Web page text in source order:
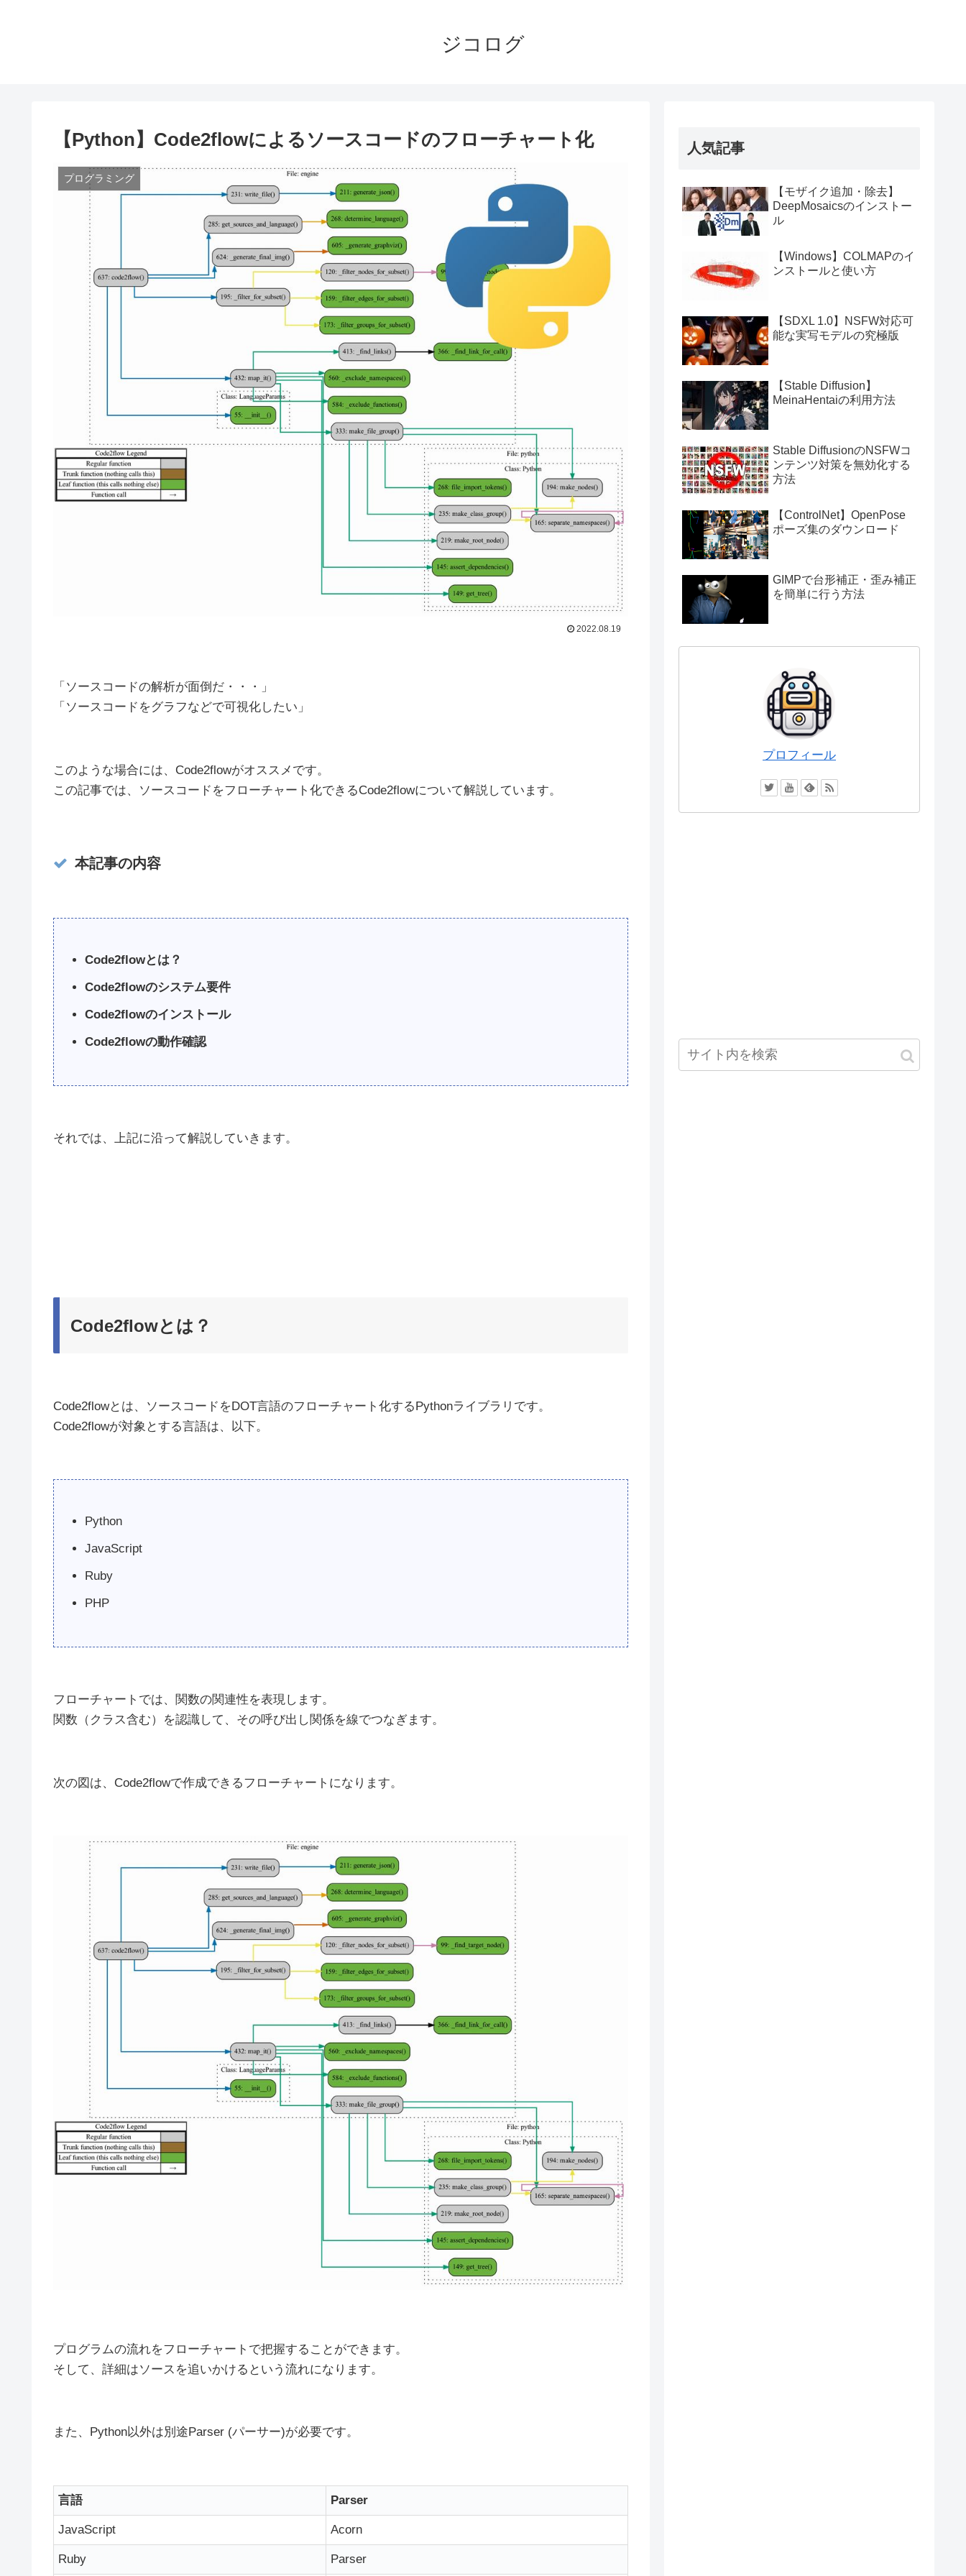
ジコログ
【Python】Code2flowによるソースコードのフローチャート化
プログラミング
2022.08.19
「ソースコードの解析が面倒だ・・・」
「ソースコードをグラフなどで可視化したい」
このような場合には、Code2flowがオススメです。
この記事では、ソースコードをフローチャート化できるCode2flowについて解説しています。
本記事の内容
Code2flowとは？
Code2flowのシステム要件
Code2flowのインストール
Code2flowの動作確認
それでは、上記に沿って解説していきます。
Code2flowとは？
Code2flowとは、ソースコードをDOT言語のフローチャート化するPythonライブラリです。
Code2flowが対象とする言語は、以下。
Python
JavaScript
Ruby
PHP
フローチャートでは、関数の関連性を表現します。
関数（クラス含む）を認識して、その呼び出し関係を線でつなぎます。
次の図は、Code2flowで作成できるフローチャートになります。
プログラムの流れをフローチャートで把握することができます。
そして、詳細はソースを追いかけるという流れになります。
また、Python以外は別途Parser (パーサー)が必要です。
言語 Parser
JavaScript Acorn
Ruby Parser
人気記事
【モザイク追加・除去】
DeepMosaicsのインストー
ル
【Windows】COLMAPのイ
ンストールと使い方
【SDXL 1.0】NSFW対応可
能な実写モデルの究極版
【Stable Diffusion】
MeinaHentaiの利用方法
Stable DiffusionのNSFWコ
ンテンツ対策を無効化する
方法
【ControlNet】OpenPose
ポーズ集のダウンロード
GIMPで台形補正・歪み補正
を簡単に行う方法
プロフィール